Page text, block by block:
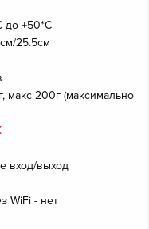
до +50*C
25.5см
200г (максимально
вход/выход
WiFi - нет